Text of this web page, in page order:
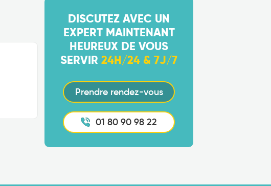
DISCUTEZ AVEC UN
EXPERT MAINTENANT
HEUREUX DE VOUS
SERVIR24H/24 & 7J/7
Prendre rendez-vous
01 80 90 98 22